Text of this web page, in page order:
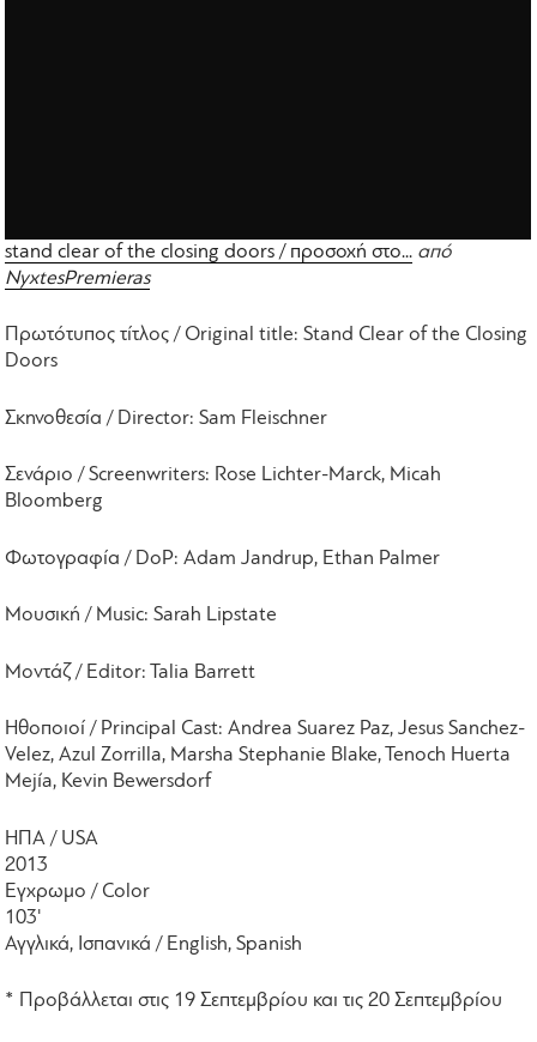
stand clear of the closing doors / προσοχή στο... από
NyxtesPremieras
Πρωτότυπος τίτλος / Original title: Stand Clear of the Closing
Doors
Σκηνοθεσία / Director: Sam Fleischner
Σενάριο / Screenwriters: Rose Lichter-Marck, Micah
Bloomberg
Φωτογραφία / DoP: Adam Jandrup, Ethan Palmer
Μουσική / Music: Sarah Lipstate
Μοντάζ / Editor: Talia Barrett
Ηθοποιοί / Principal Cast: Andrea Suarez Paz, Jesus Sanchez-
Velez, Azul Zorrilla, Marsha Stephanie Blake, Tenoch Huerta
Mejía, Kevin Bewersdorf
ΗΠΑ / USA
2013
Εγχρωμο / Color
103'
Αγγλικά, Ισπανικά / English, Spanish
* Προβάλλεται στις 19 Σεπτεμβρίου και τις 20 Σεπτεμβρίου